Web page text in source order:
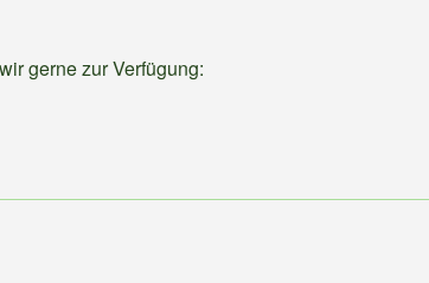
gerne zur Verfügung: